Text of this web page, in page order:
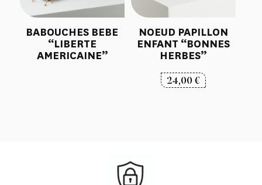
BABOUCHES BEBE
“LIBERTE
AMERICAINE”
NOEUD PAPILLON
ENFANT “BONNES
HERBES”
24,00€